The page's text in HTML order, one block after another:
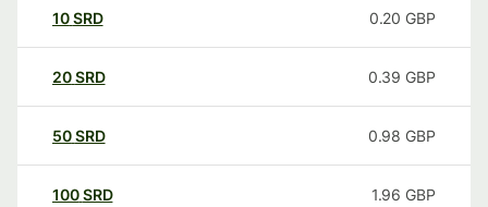
10SRD 0.20 GBP
20SRD 0.39 GBP
50SRD 0.98 GBP
100SRD 1.96 GBP